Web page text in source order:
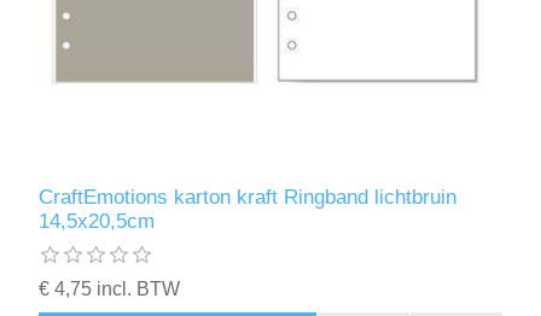
CraftEmotions karton kraft Ringband lichtbruin
14,5x20,5cm
€ 4,75 incl. BTW